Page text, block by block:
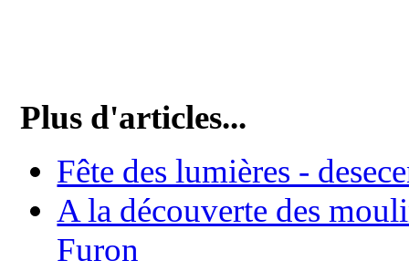
Plus d'articles...
Fête des lumières -
A la découverte des
Furon